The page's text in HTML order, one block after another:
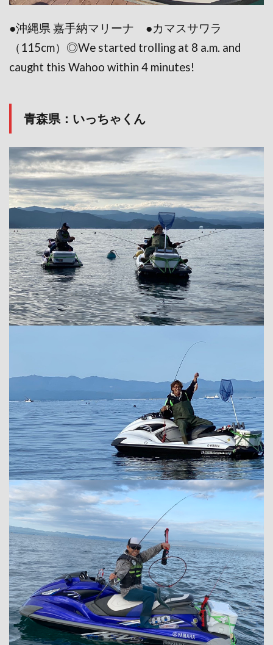
●沖縄県 嘉手納マリーナ ●カマスサワラ
（115cm）◎We started trolling at 8 a.m. and
caught this Wahoo within 4 minutes!
青森県：いっちゃくん